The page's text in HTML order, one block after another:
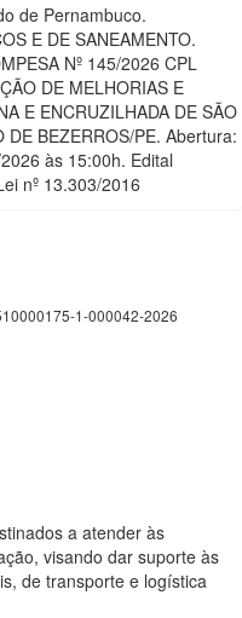
de Pernambuco.
E DE SANEAMENTO.
Nº 145/2026 CPL
DE MELHORIAS E
E ENCRUZILHADA DE SÃO
BEZERROS/PE. Abertura:
às 15:00h. Edital
nº 13.303/2016
1-000042-2026
a atender às
visando dar suporte às
de transporte e logística